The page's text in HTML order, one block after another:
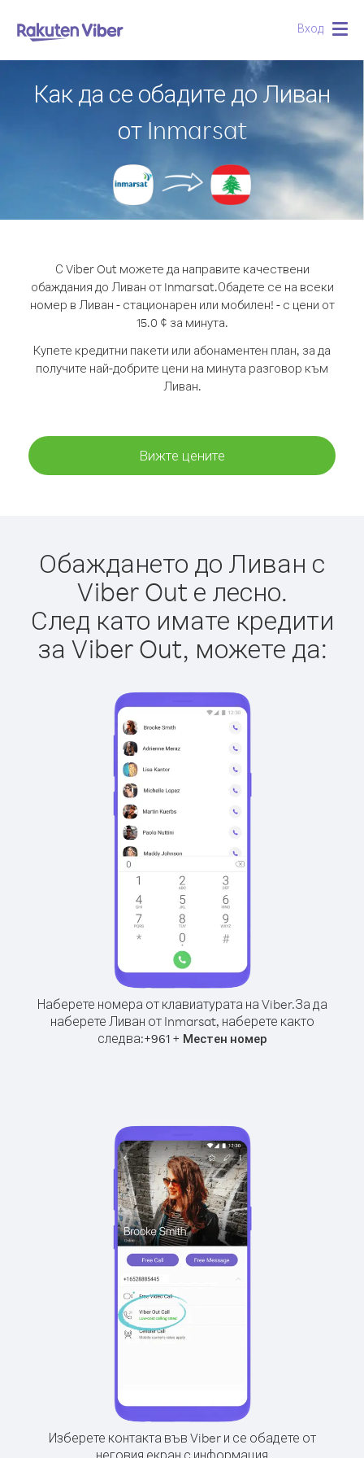
Вход
Как да се обадите до Ливан
от Inmarsat
С Viber Out можете да направите качествени
обаждания до Ливан от Inmarsat.Обадете се на всеки
номер в Ливан - стационарен или мобилен! - с цени от
15.0 ¢ за минута.
Купете кредитни пакети или абонаментен план, за да
получите най-добрите цени на минута разговор към
Ливан.
Вижте цените
Обаждането до Ливан с
Viber Out е лесно.
След като имате кредити
за Viber Out, можете да:
Наберете номера от клавиатурата на Viber.За да
наберете Ливан от Inmarsat, наберете както
следва:+961+ Местен номер
Изберете контакта във Viber и се обадете от
неговия екран с информация